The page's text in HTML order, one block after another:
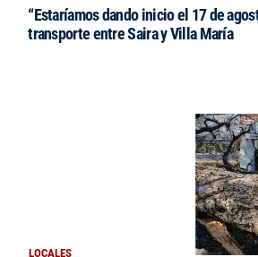
“Estaríamos dando inicio el 17 de
transporte entre Saira y Villa María
LOCALES